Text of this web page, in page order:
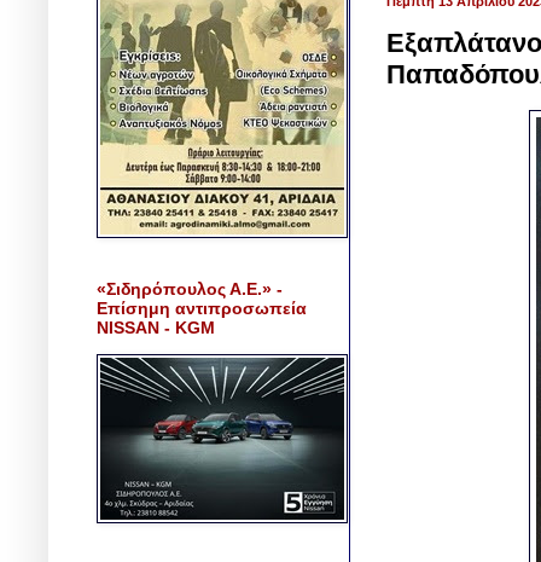
«Σιδηρόπουλος Α.Ε.» -
Επίσημη αντιπροσωπεία
NISSAN - KGM